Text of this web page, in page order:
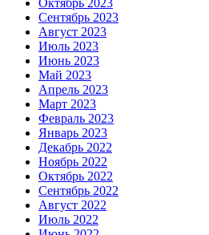
Сентябрь 2023
Август 2023
Июль 2023
Июнь 2023
Май 2023
Апрель 2023
Март 2023
Февраль 2023
Январь 2023
Декабрь 2022
Ноябрь 2022
Октябрь 2022
Сентябрь 2022
Август 2022
Июль 2022